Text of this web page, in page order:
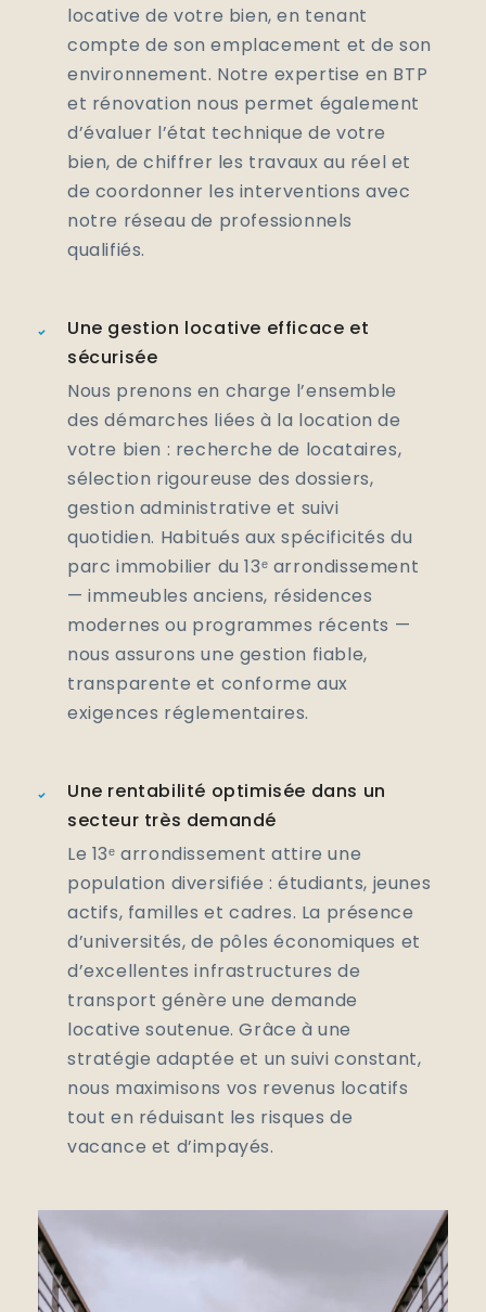
locative de votre bien, en tenant
compte de son emplacement et de son
environnement. Notre expertise en BTP
et rénovation nous permet également
d’évaluer l’état technique de votre
bien, de chiffrer les travaux au réel et
de coordonner les interventions avec
notre réseau de professionnels
qualifiés.
Une gestion locative efficace et
sécurisée
Nous prenons en charge l’ensemble
des démarches liées à la location de
votre bien : recherche de locataires,
sélection rigoureuse des dossiers,
gestion administrative et suivi
quotidien. Habitués aux spécificités du
parc immobilier du 13ᵉ arrondissement
— immeubles anciens, résidences
modernes ou programmes récents —
nous assurons une gestion fiable,
transparente et conforme aux
exigences réglementaires.
Une rentabilité optimisée dans un
secteur très demandé
Le 13ᵉ arrondissement attire une
population diversifiée : étudiants, jeunes
actifs, familles et cadres. La présence
d’universités, de pôles économiques et
d’excellentes infrastructures de
transport génère une demande
locative soutenue. Grâce à une
stratégie adaptée et un suivi constant,
nous maximisons vos revenus locatifs
tout en réduisant les risques de
vacance et d’impayés.